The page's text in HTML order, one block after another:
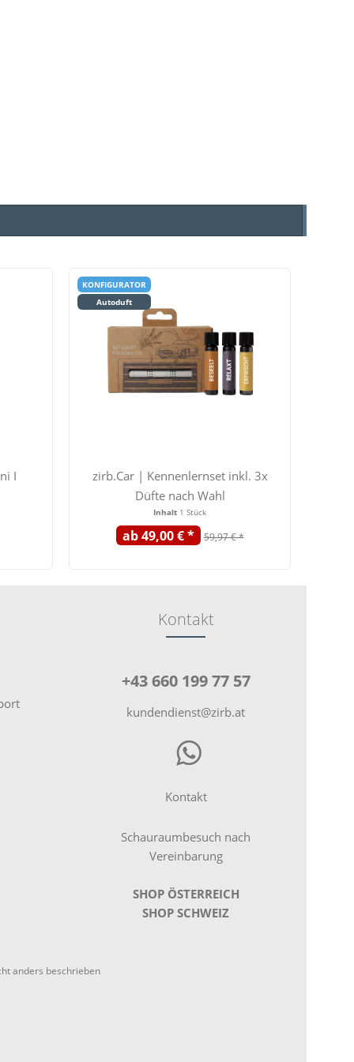
I
KONFIGURATOR
Autoduft
zirb.Car | Kennenlernset inkl. 3x
Düfte nach Wahl
Inhalt 1 Stück
ab 49,00 € * 59,97 € *
Kontakt
+43 660 199 77 57
kundendienst@zirb.at
Kontakt
Schauraumbesuch nach
Vereinbarung
SHOP ÖSTERREICH
SHOP SCHWEIZ
anders beschrieben